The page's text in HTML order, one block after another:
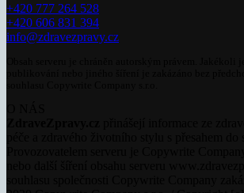
+420 777 264 528
+420 606 831 394
info@zdravezpravy.cz